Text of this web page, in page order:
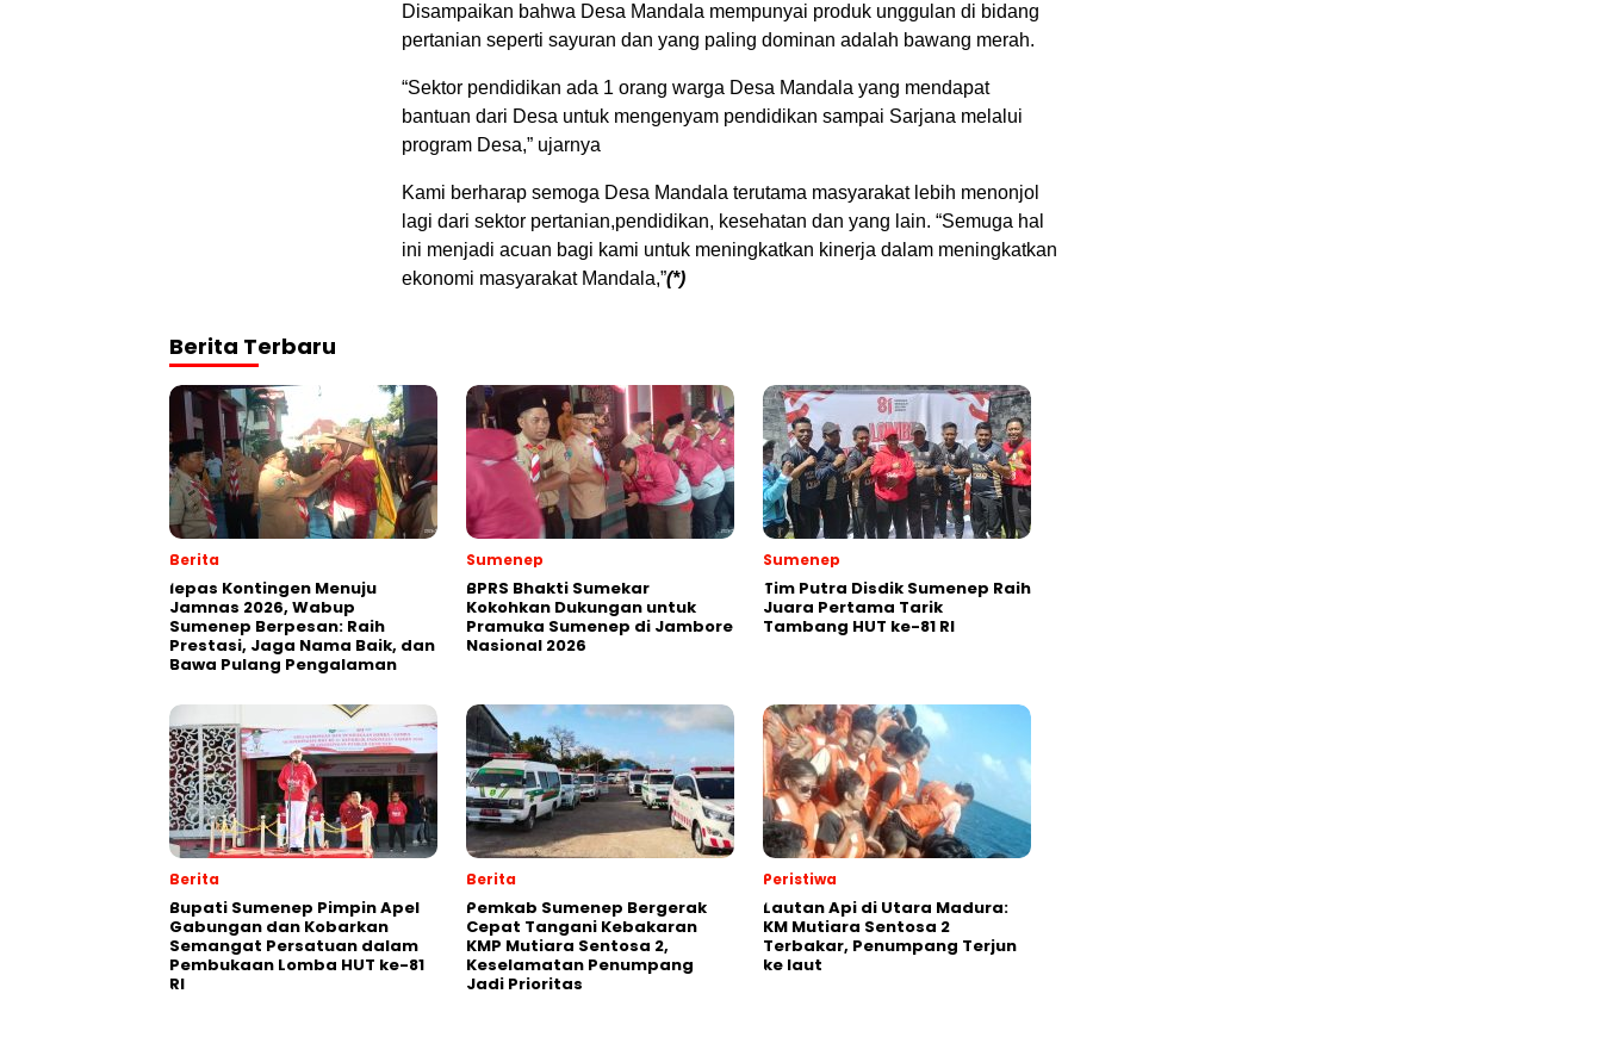
Disampaikan bahwa Desa Mandala mempunyai produk unggulan di bidang
pertanian seperti sayuran dan yang paling dominan adalah bawang merah.
“Sektor pendidikan ada 1 orang warga Desa Mandala yang mendapat
bantuan dari Desa untuk mengenyam pendidikan sampai Sarjana melalui
program Desa,” ujarnya
Kami berharap semoga Desa Mandala terutama masyarakat lebih menonjol
lagi dari sektor pertanian,pendidikan, kesehatan dan yang lain. “Semuga hal
ini menjadi acuan bagi kami untuk meningkatkan kinerja dalam meningkatkan
ekonomi masyarakat Mandala,”(*)
Berita Terbaru
Berita
lepas Kontingen Menuju
Jamnas 2026, Wabup
Sumenep Berpesan: Raih
Prestasi, Jaga Nama Baik, dan
Bawa Pulang Pengalaman
Sumenep
BPRS Bhakti Sumekar
Kokohkan Dukungan untuk
Pramuka Sumenep di Jambore
Nasional 2026
Sumenep
Tim Putra Disdik Sumenep Raih
Juara Pertama Tarik
Tambang HUT ke-81 RI
Berita
Bupati Sumenep Pimpin Apel
Gabungan dan Kobarkan
Semangat Persatuan dalam
Pembukaan Lomba HUT ke-81
RI
Berita
Pemkab Sumenep Bergerak
Cepat Tangani Kebakaran
KMP Mutiara Sentosa 2,
Keselamatan Penumpang
Jadi Prioritas
Peristiwa
Lautan Api di Utara Madura:
KM Mutiara Sentosa 2
Terbakar, Penumpang Terjun
ke laut